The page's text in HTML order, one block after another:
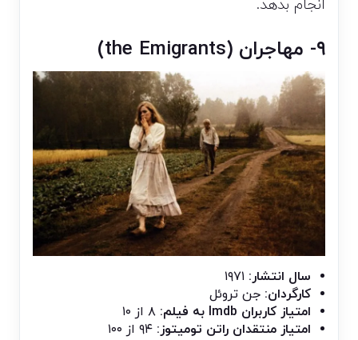
انجام بدهد.
۹- مهاجران (the Emigrants)
سال انتشار:
کارگردان: جن تروئل
امتیاز کاربران Imdb به فیلم:
۸ از ۱۰
امتیاز منتقدان راتن تومیتوز: ۹۴ از ۱۰۰